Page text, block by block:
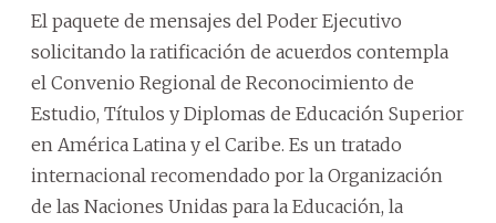
El paquete de mensajes del Poder Ejecutivo
solicitando la ratificación de acuerdos contempla
el Convenio Regional de Reconocimiento de
Estudio, Títulos y Diplomas de Educación Superior
en América Latina y el Caribe. Es un tratado
internacional recomendado por la Organización
de las Naciones Unidas para la Educación, la